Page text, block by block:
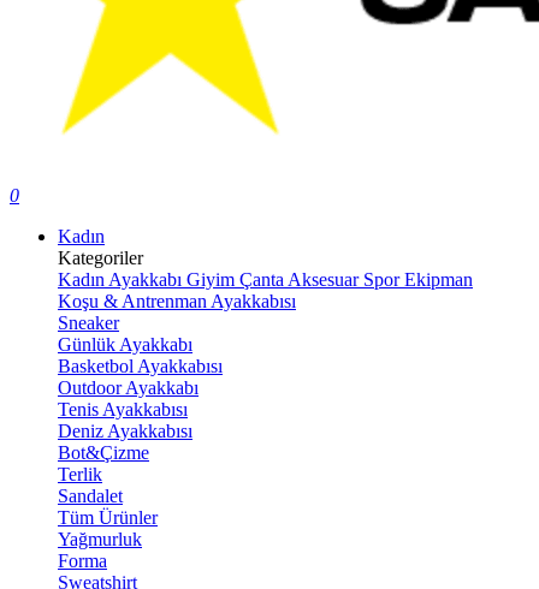
0
Kadın
Kategoriler
Kadın Ayakkabı Giyim Çanta Aksesuar Spor Ekipman
Koşu & Antrenman Ayakkabısı
Sneaker
Günlük Ayakkabı
Basketbol Ayakkabısı
Outdoor Ayakkabı
Tenis Ayakkabısı
Deniz Ayakkabısı
Bot&Çizme
Terlik
Sandalet
Tüm Ürünler
Yağmurluk
Forma
Sweatshirt